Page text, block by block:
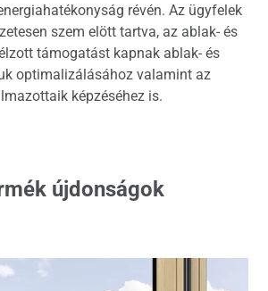
révén. Az ügyfelek
szem elött tartva, az ablak- és
támogatást kapnak ablak- és
optimalizálásához valamint az
képzéséhez is.
újdonságok